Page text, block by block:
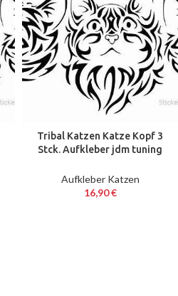
Tribal Katzen Katze Kopf 3
Stck. Aufkleber jdm tuning
Aufkleber Katzen
16,90€